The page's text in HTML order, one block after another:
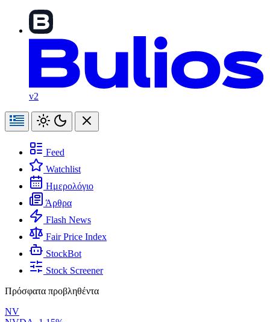
v2
Feed
Watchlist
Ημερολόγιο
Άρθρα
Flash News
Fair Price Index
StockBot
Stock Screener
Πρόσφατα προβληθέντα
NV